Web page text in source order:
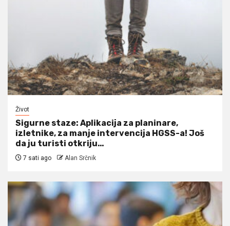
Život
Sigurne staze: Aplikacija za planinare,
izletnike, za manje intervencija HGSS-a! Još
da ju turisti otkriju…
7 sati ago Alan Srčnik